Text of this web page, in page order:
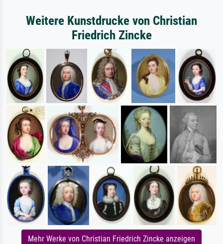
Weitere Kunstdrucke von Christian
Friedrich Zincke
Mehr Werke von Christian Friedrich Zincke anzeigen